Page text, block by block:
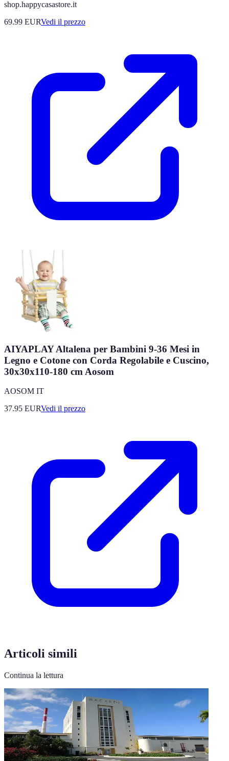
shop.happycasastore.it
69.99 EURVedi il prezzo
AIYAPLAY Altalena per Bambini 9-36 Mesi in
Legno e Cotone con Corda Regolabile e Cuscino,
30x30x110-180 cm Aosom
AOSOM IT
37.95 EURVedi il prezzo
Articoli simili
Continua la lettura